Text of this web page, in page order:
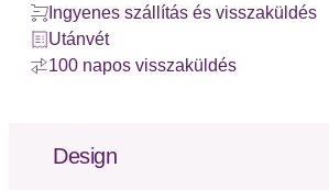
Ingyenes szállítás és visszaküldés
Utánvét
100 napos visszaküldés
Design